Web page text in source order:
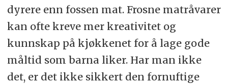
dyrere enn fossen mat. Frosne matråvarer
kan ofte kreve mer kreativitet og
kunnskap på kjøkkenet for å lage gode
måltid som barna liker. Har man ikke
det, er det ikke sikkert den fornuftige